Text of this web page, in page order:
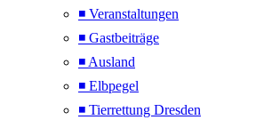
◾ Veranstaltungen
◾ Gastbeiträge
◾ Ausland
◾ Elbpegel
◾ Tierrettung Dresden